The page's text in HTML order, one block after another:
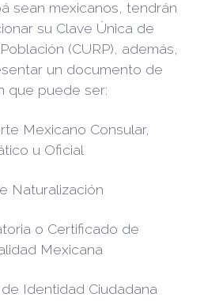
sean mexicanos, tendrán
su Clave Única de
(CURP), además,
un documento de
que puede ser:
Mexicano Consular,
u Oficial
Naturalización
o Certificado de
Mexicana
Identidad Ciudadana